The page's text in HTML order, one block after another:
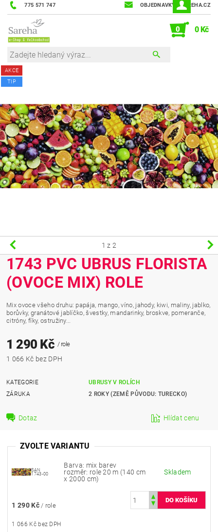
775 571 747 OBJEDNAVKY@SAREHA.CZ
0 0 Kč
AKCE
TIP
1 z 2
1743 PVC UBRUS FLORISTA
(OVOCE MIX) ROLE
Mix ovoce všeho druhu: papája, mango, víno, jahody, kiwi, maliny, jablko,
borůvky, granátové jablíčko, švestky, mandarinky, broskve, pomeranče,
citróny, fíky, ostružiny...
1 290 Kč / role
1 066 Kč bez DPH
KATEGORIE
UBRUSY V ROLÍCH
ZÁRUKA
2 ROKY (ZEMĚ PŮVODU: TURECKO)
Dotaz Hlídat cenu
ZVOLTE VARIANTU
SAN
1743-00
Barva: mix barev
rozměr: role 20 m (140 cm
x 2000 cm)
Skladem
1 290 Kč / role
1 066 Kč bez DPH